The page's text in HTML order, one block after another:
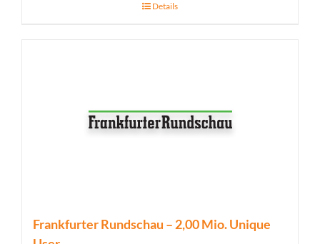
Details
Frankfurter Rundschau – 2,00 Mio. Unique